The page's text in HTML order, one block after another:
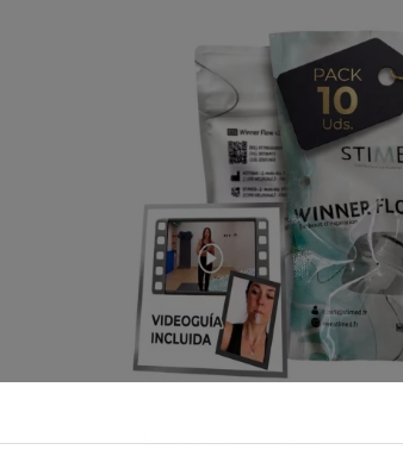
Pack de 10 Winner Flow